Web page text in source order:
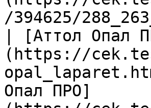
/394625/
| [Аттол Опал
(https://
Опал ПРО]